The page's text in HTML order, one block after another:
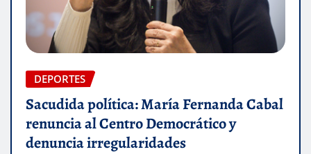
DEPORTES
Sacudida política: María Fernanda Cabal
renuncia al Centro Democrático y
denuncia irregularidades